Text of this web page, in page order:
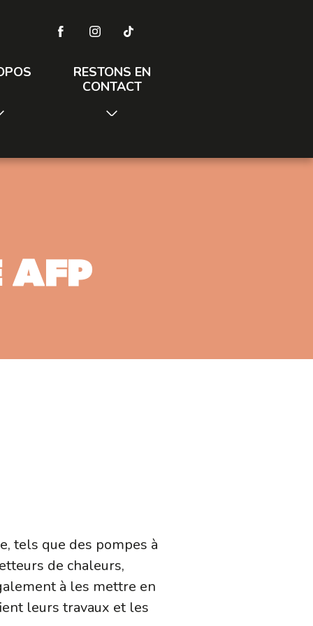
RESTONS EN
CONTACT
tels que des pompes à
de chaleurs,
à les mettre en
leurs travaux et les